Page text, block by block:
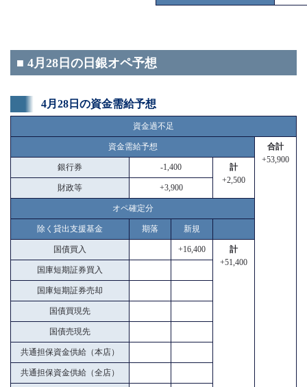
■ 4月28日の日銀オペ予想
4月28日の資金需給予想
資金過不足
資金需給予想
合計
+53,900
銀行券 -1,400
計
+2,500
財政等 +3,900
オペ確定分
除く貸出支援基金 期落 新規
国債買入 +16,400
計
+51,400
国庫短期証券買入
国庫短期証券売却
国債買現先
国債売現先
共通担保資金供給（本店）
共通担保資金供給（全店）